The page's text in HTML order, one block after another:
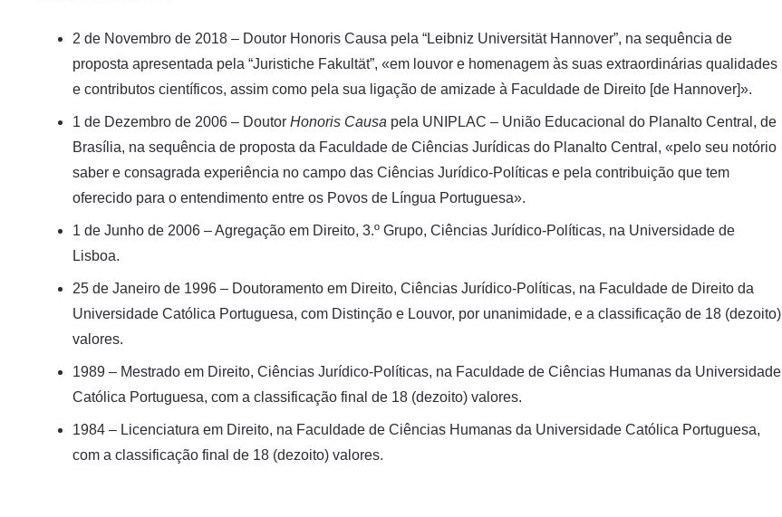
2 de Novembro de 2018 – Doutor Honoris Causa pela “Leibniz Universität Hannover”, na sequência de
proposta apresentada pela “Juristiche Fakultät”, «em louvor e homenagem às suas extraordinárias qualidades
e contributos científicos, assim como pela sua ligação de amizade à Faculdade de Direito [de Hannover]».
1 de Dezembro de 2006 – Doutor Honoris Causa pela UNIPLAC – União Educacional do Planalto Central, de
Brasília, na sequência de proposta da Faculdade de Ciências Jurídicas do Planalto Central, «pelo seu notório
saber e consagrada experiência no campo das Ciências Jurídico-Políticas e pela contribuição que tem
oferecido para o entendimento entre os Povos de Língua Portuguesa».
1 de Junho de 2006 – Agregação em Direito, 3.º Grupo, Ciências Jurídico-Políticas, na Universidade de
Lisboa.
25 de Janeiro de 1996 – Doutoramento em Direito, Ciências Jurídico-Políticas, na Faculdade de Direito da
Universidade Católica Portuguesa, com Distinção e Louvor, por unanimidade, e a classificação de 18 (dezoito)
valores.
1989 – Mestrado em Direito, Ciências Jurídico-Políticas, na Faculdade de Ciências Humanas da Universidade
Católica Portuguesa, com a classificação final de 18 (dezoito) valores.
1984 – Licenciatura em Direito, na Faculdade de Ciências Humanas da Universidade Católica Portuguesa,
com a classificação final de 18 (dezoito) valores.